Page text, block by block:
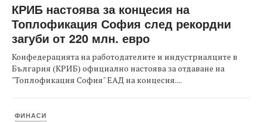
КРИБ настоява за концесия на
Топлофикация София след рекордни
загуби от 220 млн. евро
Конфедерацията на работодателите и индустриалците в
България (КРИБ) официално настоява за отдаване на
"Топлофикация София" ЕАД на концесия....
ФИНАСИ